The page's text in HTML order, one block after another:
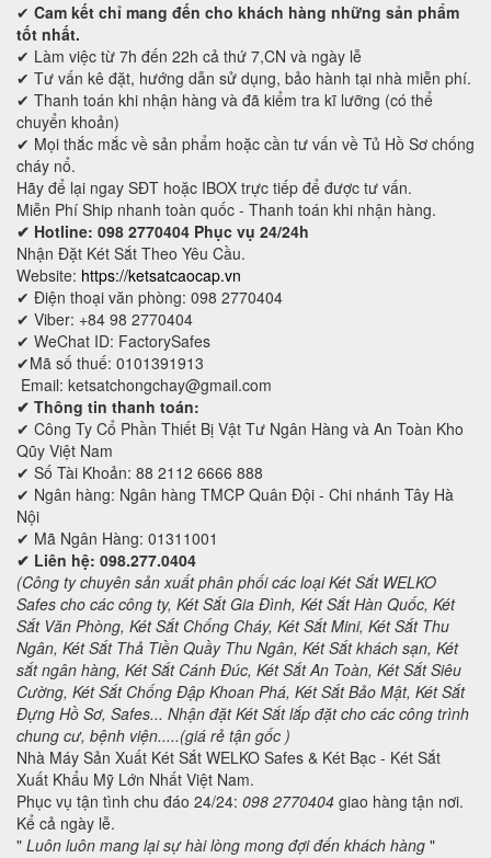
✔ Cam kết chỉ mang đến cho khách hàng những sản phẩm
tốt nhất.
✔ Làm việc từ 7h đến 22h cả thứ 7,CN và ngày lễ
✔ Tư vấn kê đặt, hướng dẫn sử dụng, bảo hành tại nhà miễn phí.
✔ Thanh toán khi nhận hàng và đã kiểm tra kĩ lưỡng (có thể
chuyển khoản)
✔ Mọi thắc mắc về sản phẩm hoặc cần tư vấn về Tủ Hồ Sơ chống
cháy nổ.
Hãy để lại ngay SĐT hoặc IBOX trực tiếp để được tư vấn.
Miễn Phí Ship nhanh toàn quốc - Thanh toán khi nhận hàng.
✔ Hotline: 098 2770404 Phục vụ 24/24h
Nhận Đặt Két Sắt Theo Yêu Cầu.
Website: https://ketsatcaocap.vn
✔ Điện thoại văn phòng: 098 2770404
✔ Viber: +84 98 2770404
✔ WeChat ID: FactorySafes
✔Mã số thuế: 0101391913
Email: ketsatchongchay@gmail.com
✔ Thông tin thanh toán:
✔ Công Ty Cổ Phần Thiết Bị Vật Tư Ngân Hàng và An Toàn Kho
Qũy Việt Nam
✔ Số Tài Khoản: 88 2112 6666 888
✔ Ngân hàng: Ngân hàng TMCP Quân Đội - Chi nhánh Tây Hà
Nội
✔ Mã Ngân Hàng: 01311001
✔ Liên hệ: 098.277.0404
(Công ty chuyên sản xuất phân phối các loại Két Sắt WELKO
Safes cho các công ty, Két Sắt Gia Đình, Két Sắt Hàn Quốc, Két
Sắt Văn Phòng, Két Sắt Chống Cháy, Két Sắt Mini, Két Sắt Thu
Ngân, Két Sắt Thả Tiền Quầy Thu Ngân, Két Sắt khách sạn, Két
sắt ngân hàng, Két Sắt Cánh Đúc, Két Sắt An Toàn, Két Sắt Siêu
Cường, Két Sắt Chống Đập Khoan Phá, Két Sắt Bảo Mật, Két Sắt
Đựng Hồ Sơ, Safes... Nhận đặt Két Sắt lắp đặt cho các công trình
chung cư, bệnh viện.....(giá rẻ tận gốc )
Nhà Máy Sản Xuất Két Sắt WELKO Safes & Két Bạc - Két Sắt
Xuất Khẩu Mỹ Lớn Nhất Việt Nam.
Phục vụ tận tình chu đáo 24/24: 098 2770404 giao hàng tận nơi.
Kể cả ngày lễ.
" Luôn luôn mang lại sự hài lòng mong đợi đến khách hàng "